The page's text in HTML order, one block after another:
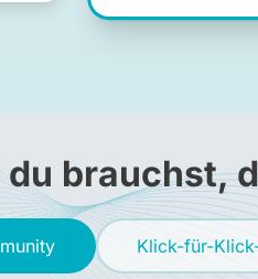
brauchst,
Klick-für-